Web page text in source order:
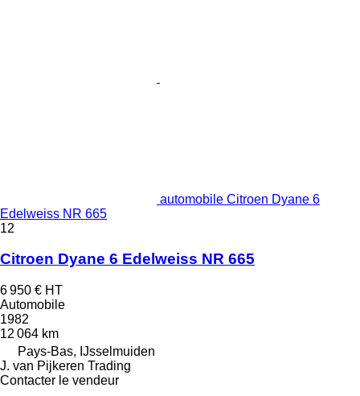
automobile Citroen Dyane 6
Edelweiss NR 665
12
Citroen Dyane 6 Edelweiss NR 665
6 950 € HT
Automobile
1982
12 064 km
Pays-Bas, IJsselmuiden
J. van Pijkeren Trading
Contacter le vendeur